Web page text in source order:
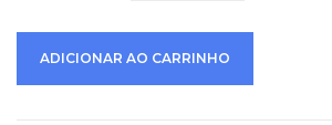
ADICIONAR AO CARRINHO